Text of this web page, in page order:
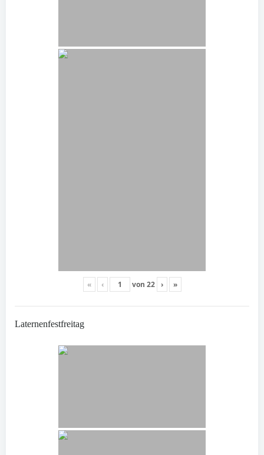
« ‹ von 22 › »
Laternenfestfreitag